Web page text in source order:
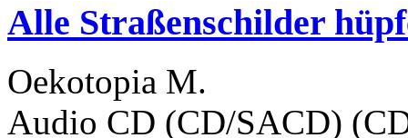
Alle Straßenschilder
Oekotopia M.
Audio CD (CD/SACD)